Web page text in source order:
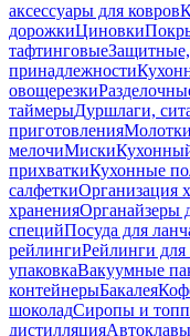
аксессуары для ковров
дорожкиЦиновки
тафтинговыеЗащитные,
принадлежности
овощерезки
таймерыДуршлаги,
приготовления
мелочиМиски
прихваткиКухонные
салфеткиОрганизация
храненияОрганайзеры
специйПосуда для
рейлингиРейлинги для
упаковкаВакуумные
контейнерыБакалея
шоколадСиропы и
дистилляция